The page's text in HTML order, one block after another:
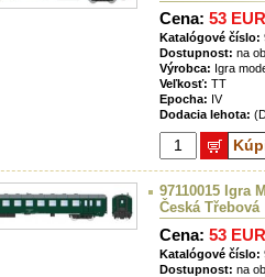
Cena: 53 EUR
Katalógové číslo:
Dostupnost: na
Výrobca: Igra
Veľkosť: TT
Epocha: IV
Dodacia lehota:
97110015 Igra
Česká Třebová
Cena: 53 EUR
Katalógové číslo:
Dostupnost: na